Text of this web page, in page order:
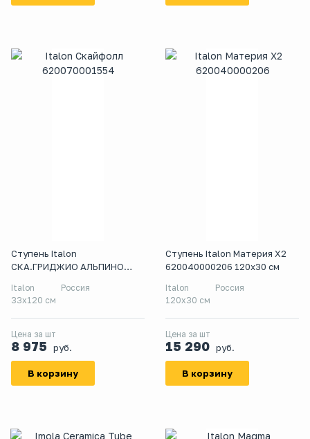
Ступень Italon
СКА.ГРИДЖИО АЛЬПИНО
Italon
Россия
33x120 см
Цена за шт
8 975 руб.
В корзину
Ступень Italon Материя Х2
620040000206 120x30 см
Italon
Россия
120x30 см
Цена за шт
15 290 руб.
В корзину